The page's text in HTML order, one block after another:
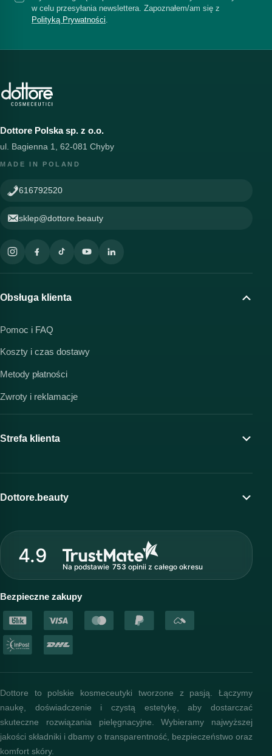
w celu przesyłania newslettera. Zapoznałem/am się z
Polityką Prywatności
Dottore Polska sp. z o.o.
ul. Bagienna 1, 62-081 Chyby
MADE IN POLAND
616792520
sklep@dottore.beauty
Obsługa klienta
Pomoc i FAQ
Koszty i czas dostawy
Metody płatności
Zwroty i reklamacje
Strefa klienta
Moje konto
Program lojalnościowy
Strefa profesjonalisty
Dottore.beauty
O marce Dottore
Nasz zespół
Akademia i szkolenia
Baza wiedzy
4.9
Na podstawie 753 opinii z całego okresu
Bezpieczne zakupy
Dottore to polskie kosmeceutyki tworzone z pasją. Łączymy
naukę, doświadczenie i czystą estetykę, aby dostarczać
skuteczne rozwiązania pielęgnacyjne. Wybieramy najwyższej
jakości składniki i dbamy o transparentność, bezpieczeństwo oraz
komfort skóry.